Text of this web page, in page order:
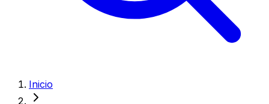
Inicio